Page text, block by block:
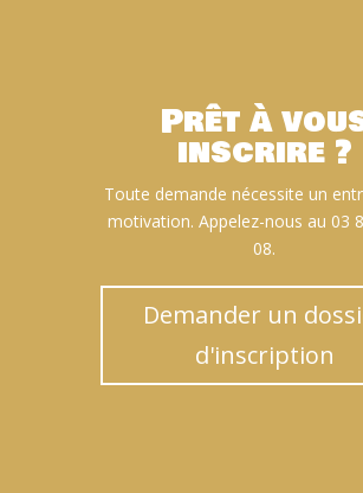
Prêt à
inscrire ?
Toute demande nécessite un
motivation. Appelez-nous au 03
08.
Demander un
d'inscription